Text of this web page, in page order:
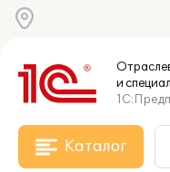
и
Каталог